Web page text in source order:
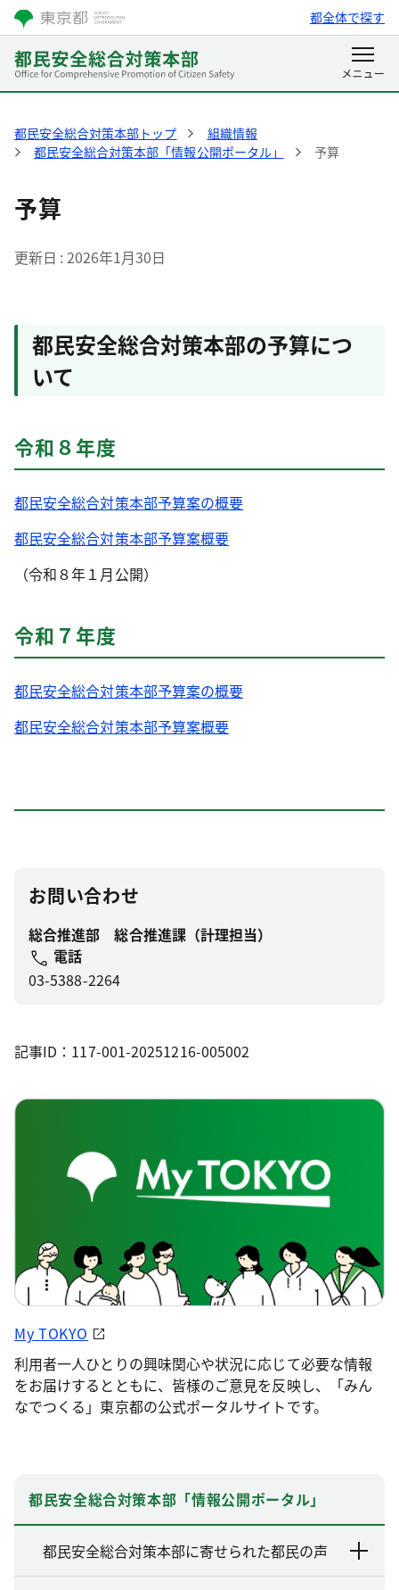
都全体で探す
都民安全総合対策本部トップ
組織情報
都民安全総合対策本部「情報公開ポータル」
予算
予算
更新日 2026年1月30日
都民安全総合対策本部の予算につ
いて
令和８年度
都民安全総合対策本部予算案の概要
都民安全総合対策本部予算案概要
（令和８年１月公開）
令和７年度
都民安全総合対策本部予算案の概要
都民安全総合対策本部予算案概要
お問い合わせ
総合推進部 総合推進課（計理担当）
電話
03-5388-2264
記事ID：117-001-20251216-005002
My TOKYO
利用者一人ひとりの興味関心や状況に応じて必要な情報
をお届けするとともに、皆様のご意見を反映し、「みん
なでつくる」東京都の公式ポータルサイトです。
都民安全総合対策本部「情報公開ポータル」
都民安全総合対策本部に寄せられた都民の声